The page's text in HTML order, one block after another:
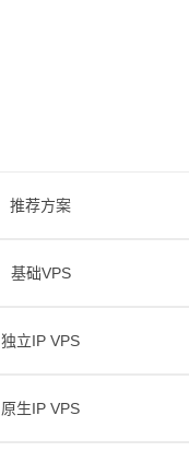
推荐方案
基础VPS
独立IP VPS
原生IP VPS